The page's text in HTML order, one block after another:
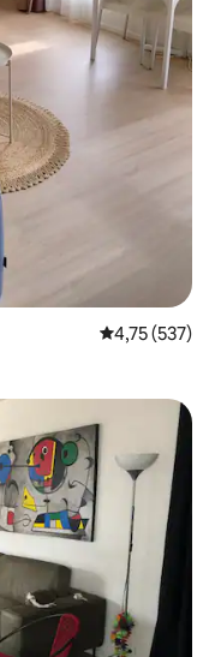
Vidutinis
4,75 (537)